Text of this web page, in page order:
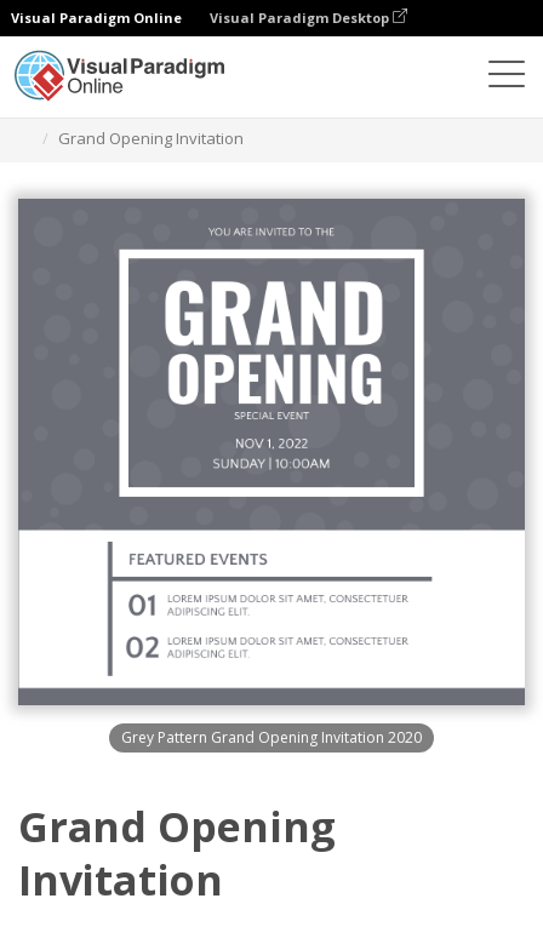
Visual Paradigm Online Visual Paradigm Desktop
Grand Opening Invitation
Grey Pattern Grand Opening Invitation 2020
Grand Opening
Invitation